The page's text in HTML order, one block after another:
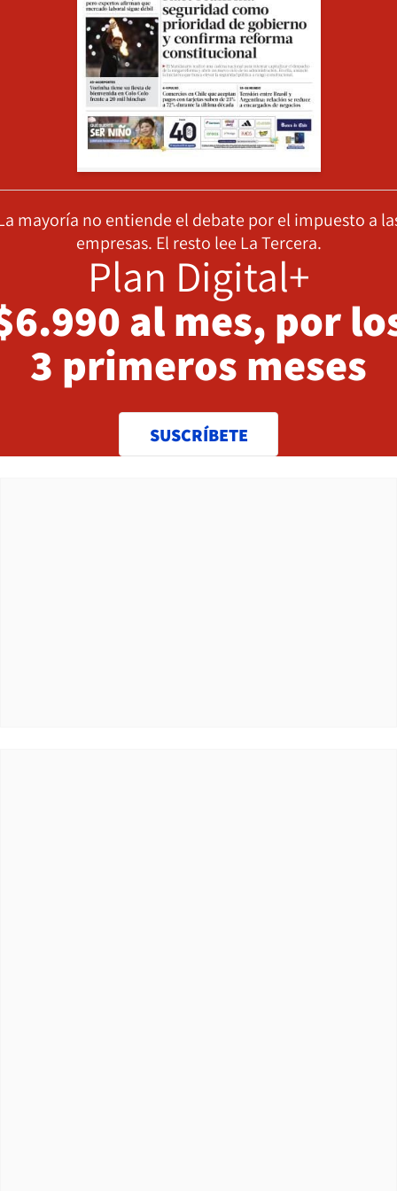
mayoría no entiende el debate por el impuesto a
empresas. El resto lee La Tercera.
Plan Digital+
al mes, por
3 primeros meses
SUSCRÍBETE